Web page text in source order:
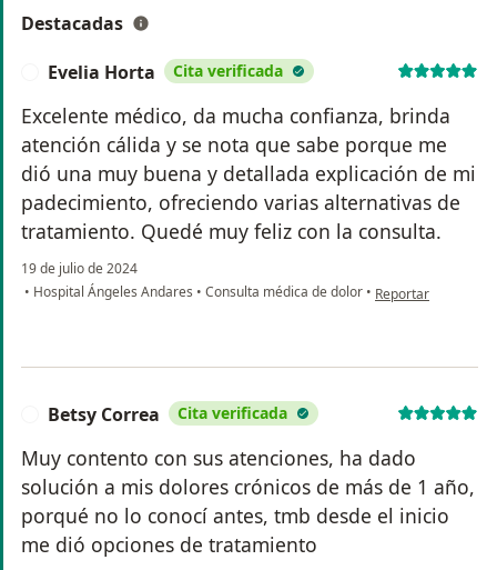
Destacadas
Evelia Horta Cita verificada
Excelente médico, da mucha confianza, brinda
atención cálida y se nota que sabe porque me
dió una muy buena y detallada explicación de mi
padecimiento, ofreciendo varias alternativas de
tratamiento. Quedé muy feliz con la consulta.
19 de julio de 2024
• Hospital Ángeles Andares • Consulta médica de dolor • en opinión del
Reportar
Betsy Correa Cita verificada
Muy contento con sus atenciones, ha dado
solución a mis dolores crónicos de más de 1 año,
porqué no lo conocí antes, tmb desde el inicio
me dió opciones de tratamiento